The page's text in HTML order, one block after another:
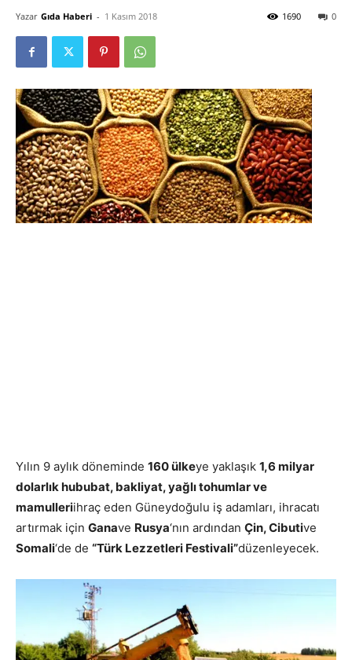
Yazar Gıda Haberi - 1 Kasım 2018 0
1690
Yılın 9 aylık döneminde 160 ülkeye yaklaşık 1,6 milyar
dolarlık hububat, bakliyat, yağlı tohumlar ve
mamulleriihraç eden Güneydoğulu iş adamları, ihracatı
artırmak için Ganave Rusya‘nın ardından Çin, Cibutive
Somali‘de de “Türk Lezzetleri Festivali”düzenleyecek.